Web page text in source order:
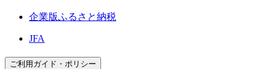
企業版ふるさと納税
JFA
ご利用ガイド・ポリシー